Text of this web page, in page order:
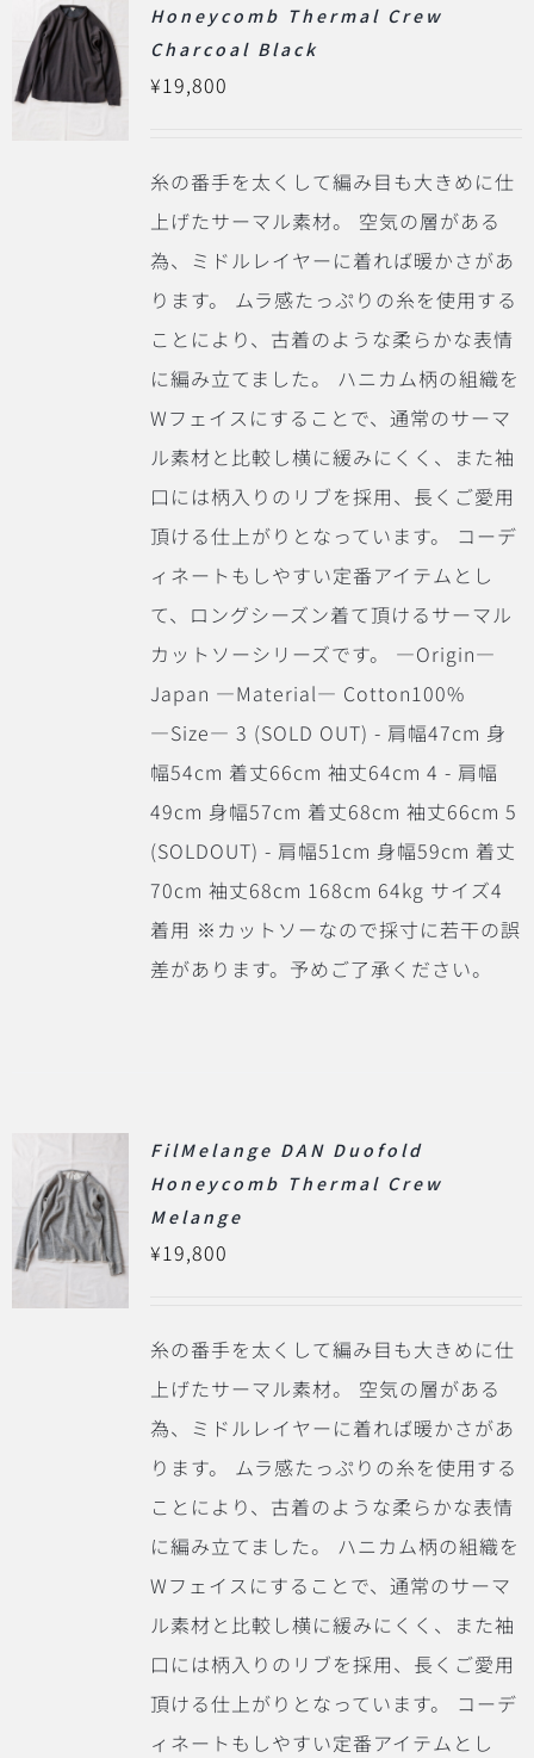
Honeycomb Thermal Crew
Charcoal Black
¥19,800
糸の番手を太くして編み目も大きめに仕
上げたサーマル素材。 空気の層がある
為、ミドルレイヤーに着れば暖かさがあ
ります。 ムラ感たっぷりの糸を使用する
ことにより、古着のような柔らかな表情
に編み立てました。 ハニカム柄の組織を
Wフェイスにすることで、通常のサーマ
ル素材と比較し横に緩みにくく、また袖
口には柄入りのリブを採用、長くご愛用
頂ける仕上がりとなっています。 コーデ
ィネートもしやすい定番アイテムとし
て、ロングシーズン着て頂けるサーマル
カットソーシリーズです。 ―Origin―
Japan ―Material― Cotton100%
―Size― 3 (SOLD OUT) - 肩幅47cm 身
幅54cm 着丈66cm 袖丈64cm 4 - 肩幅
49cm 身幅57cm 着丈68cm 袖丈66cm 5
(SOLDOUT) - 肩幅51cm 身幅59cm 着丈
70cm 袖丈68cm 168cm 64kg サイズ4
着用 ※カットソーなので採寸に若干の誤
差があります。予めご了承ください。
FilMelange DAN Duofold
Honeycomb Thermal Crew
Melange
¥19,800
糸の番手を太くして編み目も大きめに仕
上げたサーマル素材。 空気の層がある
為、ミドルレイヤーに着れば暖かさがあ
ります。 ムラ感たっぷりの糸を使用する
ことにより、古着のような柔らかな表情
に編み立てました。 ハニカム柄の組織を
Wフェイスにすることで、通常のサーマ
ル素材と比較し横に緩みにくく、また袖
口には柄入りのリブを採用、長くご愛用
頂ける仕上がりとなっています。 コーデ
ィネートもしやすい定番アイテムとし